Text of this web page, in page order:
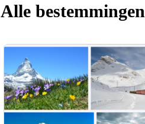
Alle bestemmingen